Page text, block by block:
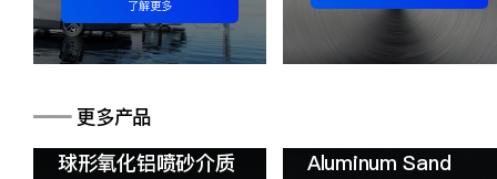
了解更多
━━更多产品
球形氧化铝喷砂介质 Aluminum Sand